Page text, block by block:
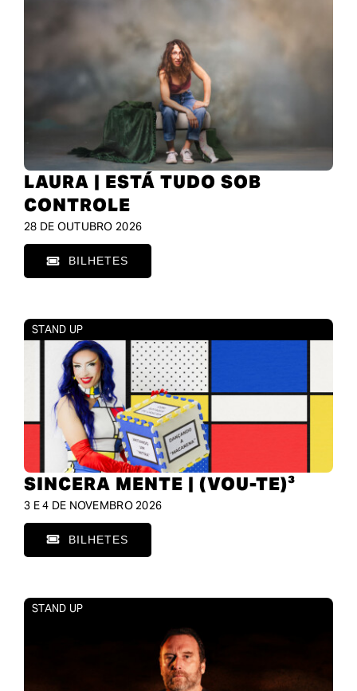
LAURA | ESTÁ TUDO SOB
CONTROLE
28 DE OUTUBRO 2026
BILHETES
STAND UP
SINCERA MENTE | (VOU-TE)³
3 E 4 DE NOVEMBRO 2026
BILHETES
STAND UP